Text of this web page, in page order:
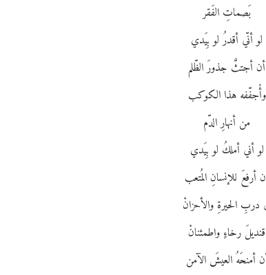
بَصماتِ الفَقر
لو أنّي أقدرُ لو بِيَدي
أن أجتثَّ جذورَ الظّلم
وأُجفّفه هذا الكوكب
من أنهارِ الدّم
لو أني أملكُ لو بِيَدي
أرفعَ للإنسانِ المُتعب
دربِ الحيرةِ والأحزانْ
قنديلَ رخاءٍ واطمئنانْ
أمنحَهُ العيشَ الآمن